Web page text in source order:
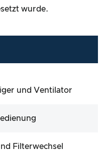
wurde.
und Ventilator
Filterwechsel